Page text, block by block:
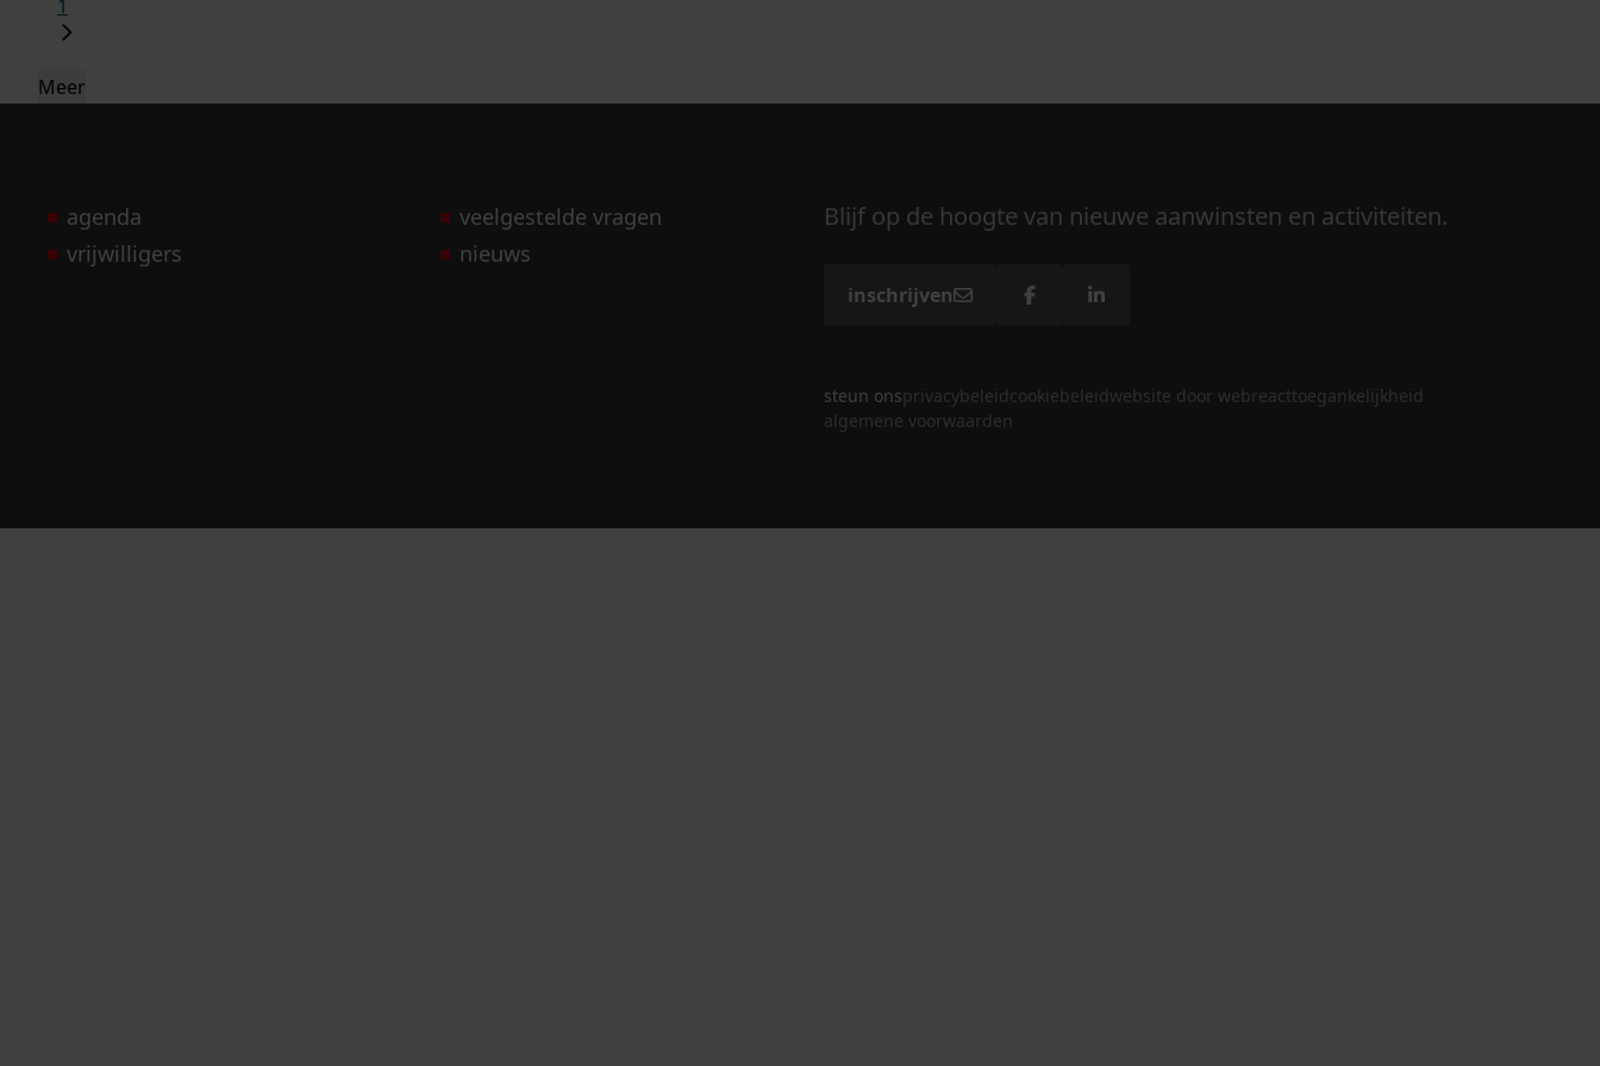
1
Meer
agenda
vrijwilligers
veelgestelde vragen
nieuws
Blijf op de hoogte van nieuwe aanwinsten en activiteiten.
inschrijven
steun onsprivacybeleidcookiebeleidwebsite door webreacttoegankelijkheid
algemene voorwaarden